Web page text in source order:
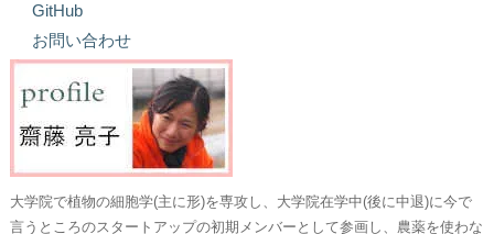
GitHub
お問い合わせ
大学院で植物の細胞学(主に形)を専攻し、大学院在学中(後に中退)に今で
言うところのスタートアップの初期メンバーとして参画し、農薬を使わな